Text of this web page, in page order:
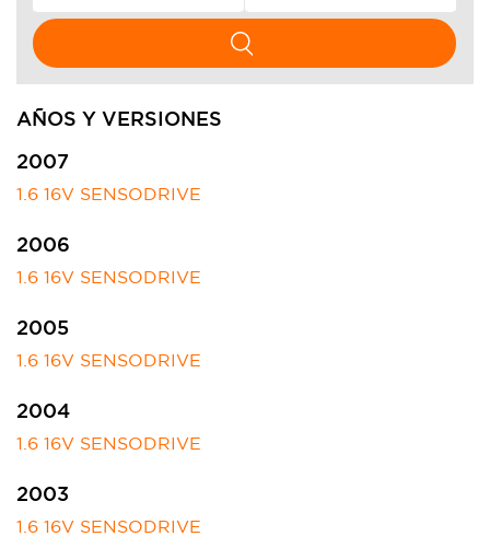
AÑOS Y VERSIONES
2007
1.6 16V SENSODRIVE
2006
1.6 16V SENSODRIVE
2005
1.6 16V SENSODRIVE
2004
1.6 16V SENSODRIVE
2003
1.6 16V SENSODRIVE